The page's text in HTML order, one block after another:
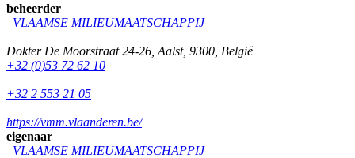
beheerder
VLAAMSE MILIEUMAATSCHAPPIJ
Dokter De Moorstraat 24-26 Aalst, 9300 België
+32 (0)53 72 62 10
+32 2 553 21 05
https://vmm.vlaanderen.be/
eigenaar
VLAAMSE MILIEUMAATSCHAPPIJ